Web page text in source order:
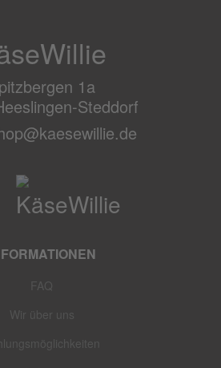
1a
Steddorf
FAQ
Wir über uns